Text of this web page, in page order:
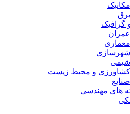
و محیط زیست
مهندسی